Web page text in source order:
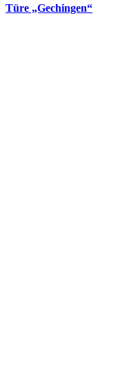
Türe „Gechingen“